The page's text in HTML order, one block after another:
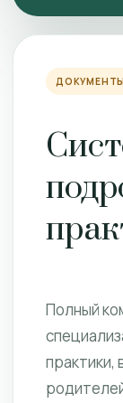
Полный
практики,